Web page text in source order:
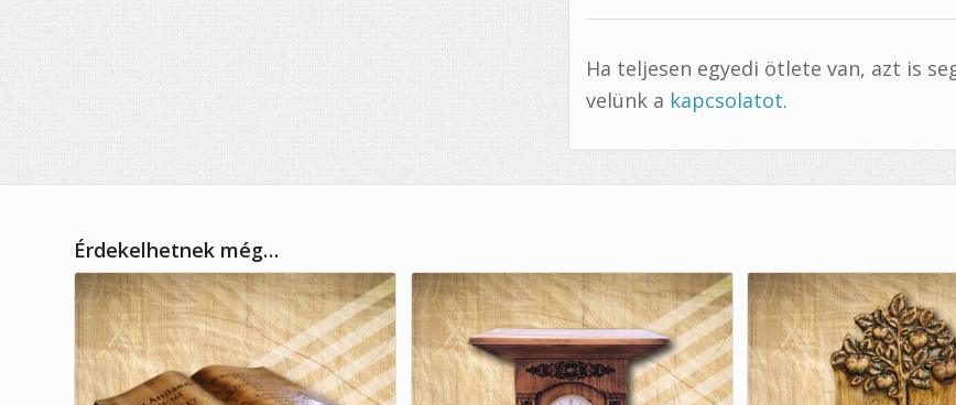
Ha teljesen egyedi ötlete van, azt is
velünk a kapcsolatot.
Érdekelhetnek még…